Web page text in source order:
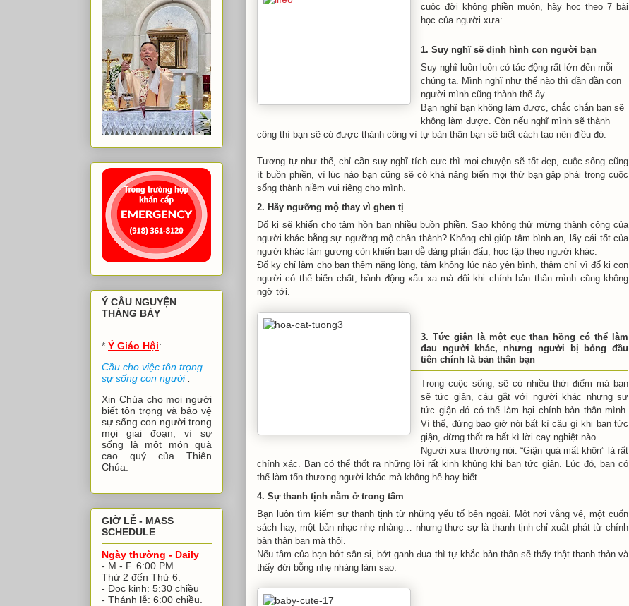
cuộc đời không phiền muộn, hãy học theo 7 bài
học của người xưa:
1. Suy nghĩ sẽ định hình con người bạn
Suy nghĩ luôn luôn có tác động rất lớn đến mỗi
chúng ta. Mình nghĩ như thế nào thì dần dần con
người mình cũng thành thế ấy.
Bạn nghĩ bạn không làm được, chắc chắn bạn sẽ
không làm được. Còn nếu nghĩ mình sẽ thành
công thì bạn sẽ có được thành công vì tự bản thân bạn sẽ biết cách tạo nên điều đó.
Tương tự như thế, chỉ cần suy nghĩ tích cực thì mọi chuyện sẽ tốt đẹp, cuộc sống cũng
ít buồn phiền, vì lúc nào bạn cũng sẽ có khả năng biến mọi thứ bạn gặp phải trong cuộc
sống thành niềm vui riêng cho mình.
2. Hãy ngưỡng mộ thay vì ghen tị
Đố kị sẽ khiến cho tâm hồn bạn nhiều buồn phiền. Sao không thử mừng thành công của
người khác bằng sự ngưỡng mộ chân thành? Không chỉ giúp tâm bình an, lấy cái tốt của
người khác làm gương còn khiến bạn dễ dàng phấn đấu, học tập theo người khác.
Đố kỵ chỉ làm cho bạn thêm nặng lòng, tâm không lúc nào yên bình, thậm chí vì đố kị con
người có thể biến chất, hành động xấu xa mà đôi khi chính bản thân mình cũng không
ngờ tới.
3. Tức giận là một cục than hồng có thể làm
đau người khác, nhưng người bị bỏng đầu
tiên chính là bản thân bạn
Trong cuộc sống, sẽ có nhiều thời điểm mà bạn
sẽ tức giận, cáu gắt với người khác nhưng sự
tức giận đó có thể làm hại chính bản thân mình.
Vì thế, đừng bao giờ nói bất kì câu gì khi bạn tức
giận, đừng thốt ra bất kì lời cay nghiệt nào.
Người xưa thường nói: “Giận quá mất khôn” là rất
chính xác. Bạn có thể thốt ra những lời rất kinh khủng khi bạn tức giận. Lúc đó, bạn có
thể làm tổn thương người khác mà không hề hay biết.
4. Sự thanh tịnh nằm ở trong tâm
Bạn luôn tìm kiếm sự thanh tịnh từ những yếu tố bên ngoài. Một nơi vắng vẻ, một cuốn
sách hay, một bản nhạc nhẹ nhàng… nhưng thực sự là thanh tịnh chỉ xuất phát từ chính
bản thân bạn mà thôi.
Nếu tâm của bạn bớt sân si, bớt ganh đua thì tự khắc bản thân sẽ thấy thật thanh thản và
thấy đời bỗng nhẹ nhàng làm sao.
Ý CẦU NGUYỆN
THÁNG BẢY
* Ý Giáo Hội:
Cầu cho việc tôn trọng
sự sống con người:
Xin Chúa cho mọi người
biết tôn trọng và bảo vệ
sự sống con người trong
mọi giai đoạn, vì sự
sống là một món quà
cao quý của Thiên
Chúa.
GIỜ LỄ - MASS
SCHEDULE
Ngày thường - Daily
- M - F. 6:00 PM
Thứ 2 đến Thứ 6:
- Đọc kinh: 5:30 chiều
- Thánh lễ: 6:00 chiều.